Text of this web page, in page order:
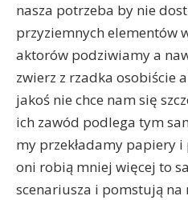
nasza potrzeba by nie
przyziemnych elementów
aktorów podziwiamy a
zwierz z rzadka osobiście
jakoś nie chce nam się
ich zawód podlega tym
my przekładamy papiery
oni robią mniej więcej to
scenariusza i pomstują na